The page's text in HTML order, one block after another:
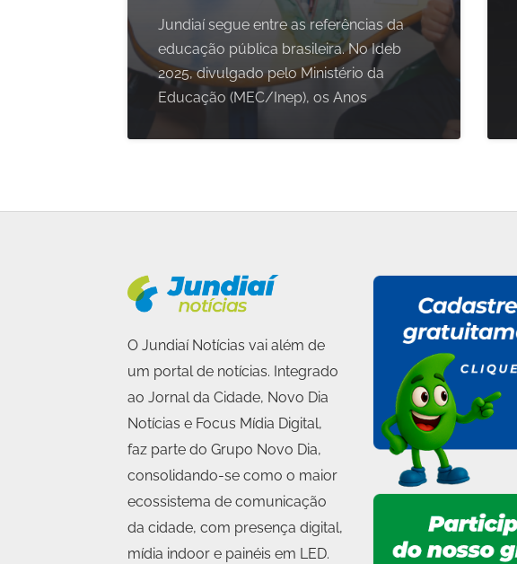
Jundiaí segue entre as referências da
educação pública brasileira. No Ideb
2025, divulgado pelo Ministério da
Educação (MEC/Inep), os Anos
O Jundiaí Notícias vai além de
um portal de notícias. Integrado
ao Jornal da Cidade, Novo Dia
Notícias e Focus Mídia Digital,
faz parte do Grupo Novo Dia,
consolidando-se como o maior
ecossistema de comunicação
da cidade, com presença digital,
mídia indoor e painéis em LED.